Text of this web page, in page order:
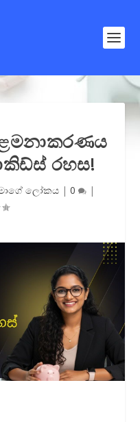
රහස!
ලෝකය | 0 |